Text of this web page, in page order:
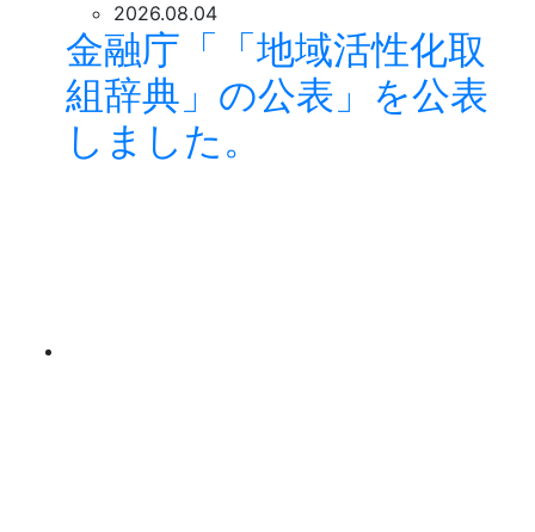
2026.08.04
金融庁「「地域活性化取
組辞典」の公表」を公表
しました。